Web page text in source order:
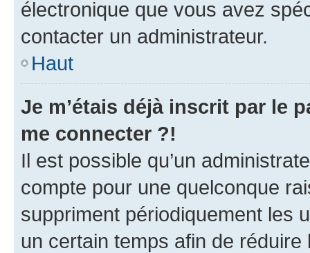
électronique que vous avez
contacter un administrateur.
Haut
Je m’étais déjà inscrit par le
me connecter ?!
Il est possible qu’un
compte pour une quelconque
suppriment périodiquement les
un certain temps afin de